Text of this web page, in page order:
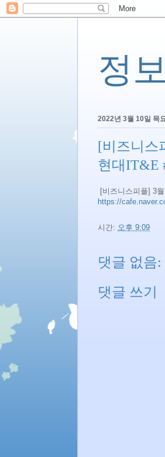
정
2022년 3월 10일 목
[비즈니스
현대IT&E
[비즈니스피플] 3
https://
시간: 오후 9:09
댓글 없음:
댓글 쓰기